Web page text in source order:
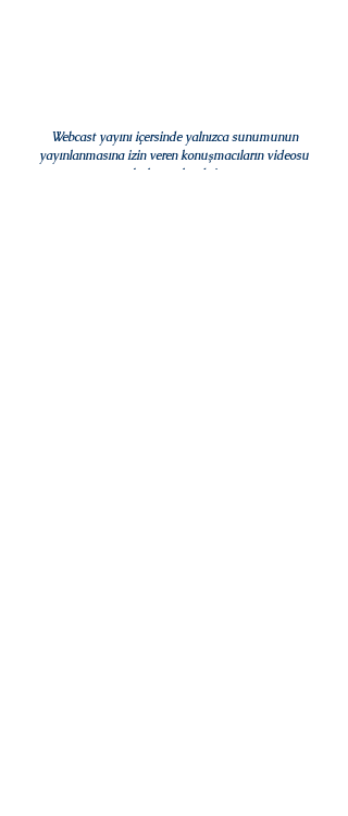
Webcast yayını içersinde yalnızca sunumunun
yayınlanmasına izin veren konuşmacıların videosu
bulunmaktadır!